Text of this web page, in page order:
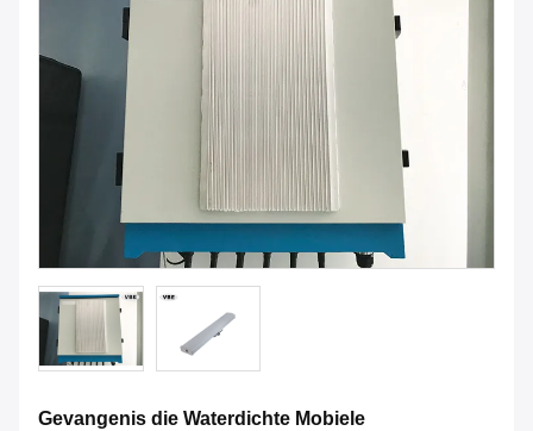
Gevangenis die Waterdichte Mobiele